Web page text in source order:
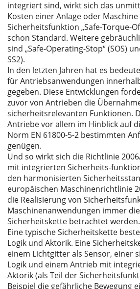
integriert sind, wirkt sich das
Kosten einer Anlage oder Maschine
Sicherheitsfunktion „Safe-Torque-
schon Standard. Weitere
sind „Safe-Operating-Stop“ (SOS)
SS2).
In den letzten Jahren hat es
für Antriebsanwendungen
gegeben. Diese Entwicklungen
zuvor von Antrieben die
sicherheitsrelevanten Funktionen.
Antriebe vor allem im Hinblick auf
Norm EN 61800-5-2 bestimmten
genügen.
Und so wirkt sich die Richtlinie
mit integrierten Sicherheits-
den harmonisierten
europäischen Maschinenrichtlinie
die Realisierung von
Maschinenanwendungen immer
Sicherheitskette betrachtet werden.
Eine typische Sicherheitskette
Logik und Aktorik. Eine
einem Lichtgitter als Sensor, einer
Logik und einem Antrieb mit
Aktorik (als Teil der
Beispiel die gefährliche Bewegung